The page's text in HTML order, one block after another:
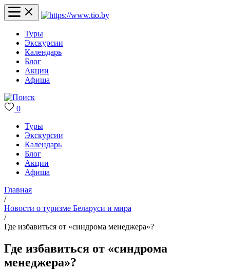
Туры
Экскурсии
Календарь
Блог
Акции
Афиша
0
Туры
Экскурсии
Календарь
Блог
Акции
Афиша
Главная
/
Новости о туризме Беларуси и мира
/
Где избавиться от «синдрома менеджера»?
Где избавиться от «синдрома
менеджера»?